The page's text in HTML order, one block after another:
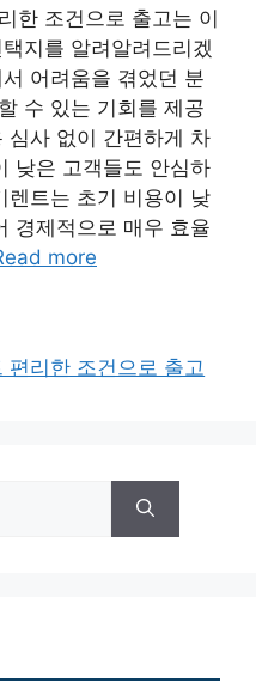
한 조건으로 출고는 이
지를 알려알려드리겠
어려움을 겪었던 분
수 있는 기회를 제공
심사 없이 간편하게 차
낮은 고객들도 안심하
렌트는 초기 비용이 낮
경제적으로 매우 효율
more
편리한 조건으로 출고